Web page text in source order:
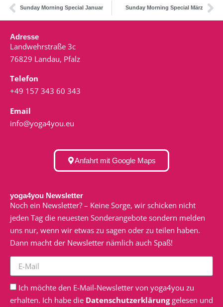
Sunday Morning Special Januar Sunday Morning Special März
Adresse
Landwehrstraße 3c
76829 Landau, Pfalz
Telefon
+49 157 343 60 343
Email
info@yoga4you.eu
Anfahrt mit Google Maps
yoga4you Newsletter
Noch ein Newsletter? – Keine Sorge, wir schicken nicht
jeden Tag die neuesten Sonderangebote sondern melden
uns nur, wenn wir etwas zu sagen oder zu teilen haben.
Dann macht der Newsletter nämlich auch Spaß!
Ich möchte den E-Mail-Newsletter von yoga4you zu
erhalten. Ich habe die Datenschutzerklärunggelesen und